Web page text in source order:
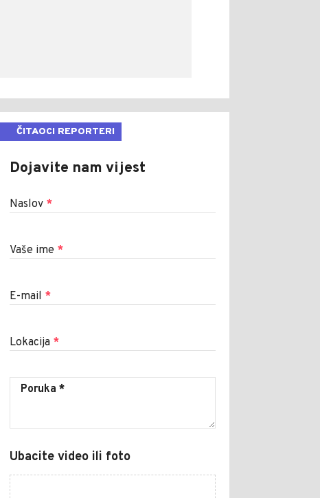
ČITAOCI REPORTERI
Dojavite nam vijest
Naslov *
Vaše ime *
E-mail *
Lokacija *
Ubacite video ili foto